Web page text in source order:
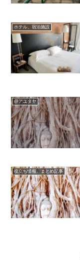
ホテル、宿泊施設
@アユタヤ
役立ち情報、まとめ記事